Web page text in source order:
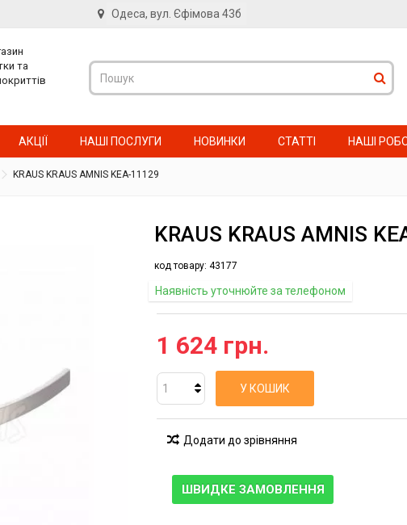
Одеса, вул. Єфімова 43б
та
АКЦІЇ НАШІ ПОСЛУГИ НОВИНКИ СТАТТІ НАШІ
KRAUS KRAUS AMNIS KEA-11129
KRAUS KRAUS AMNIS
код товару: 43177
Наявність уточнюйте за телефоном
1 624 грн.
У КОШИК
Додати до зрівняння
ШВИДКЕ ЗАМОВЛЕННЯ